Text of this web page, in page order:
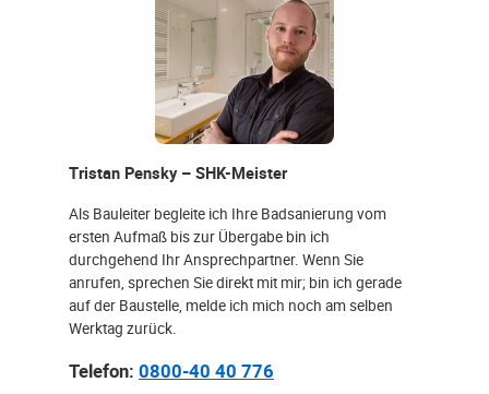
Tristan Pensky – SHK-Meister
Als Bauleiter begleite ich Ihre Badsanierung vom
ersten Aufmaß bis zur Übergabe bin ich
durchgehend Ihr Ansprechpartner. Wenn Sie
anrufen, sprechen Sie direkt mit mir; bin ich gerade
auf der Baustelle, melde ich mich noch am selben
Werktag zurück.
Telefon: 0800-40 40 776